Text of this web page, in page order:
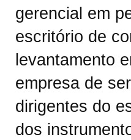
gerencial em
escritório de
levantamento
empresa de
dirigentes do
dos